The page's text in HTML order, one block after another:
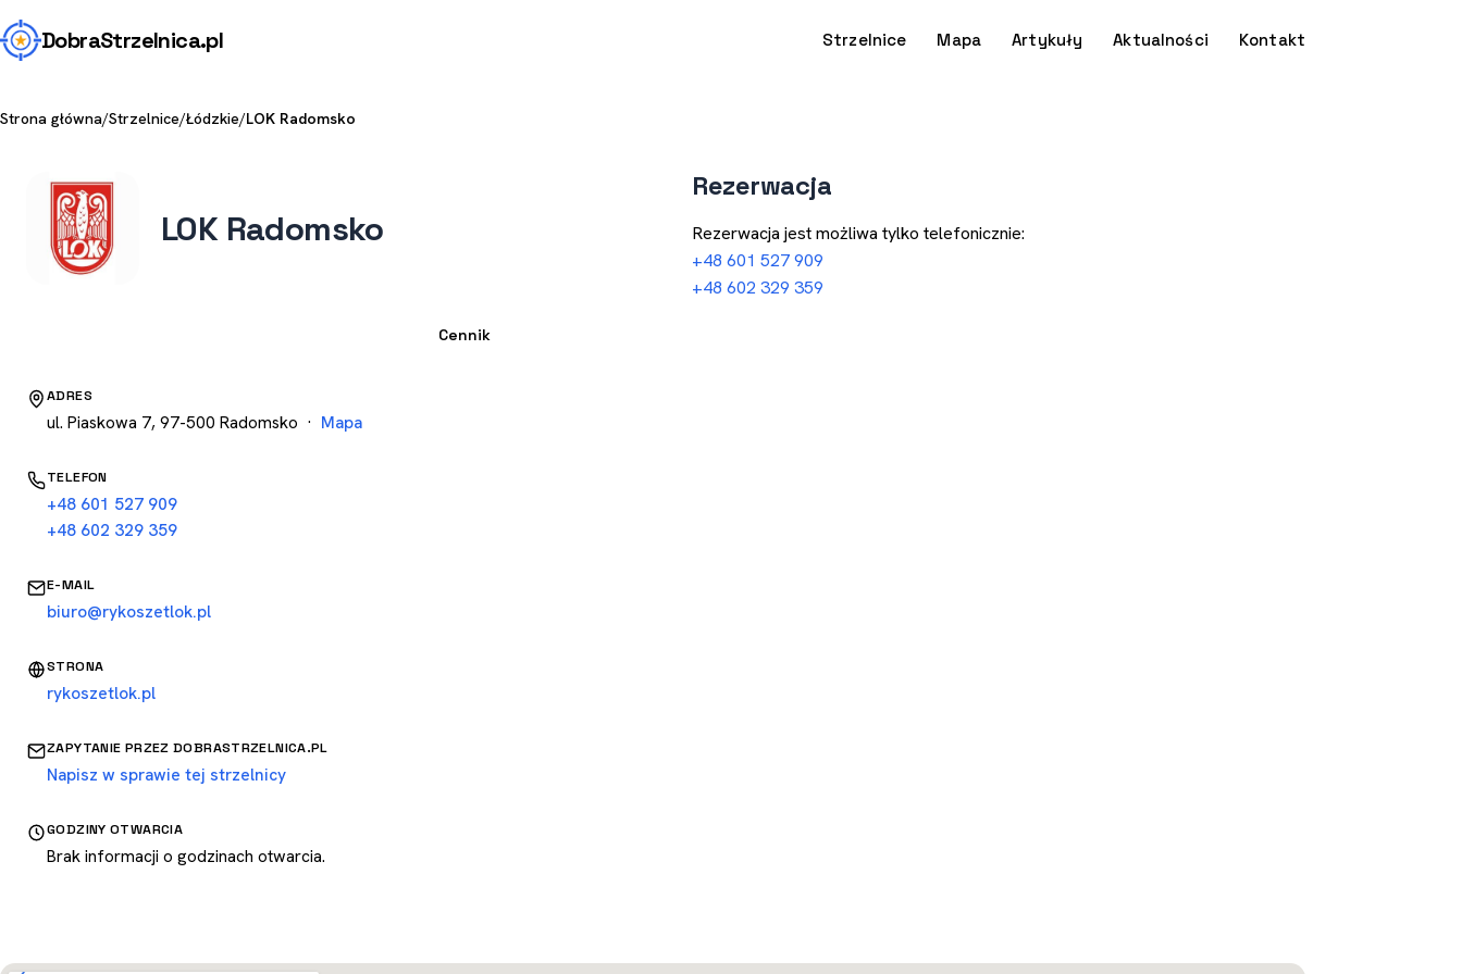
DobraStrzelnica.pl Strzelnice Mapa Artykuły Aktualności Kontakt
Strona główna/Strzelnice/Łódzkie/LOK Radomsko
LOK Radomsko
Cennik
ADRES
ul. Piaskowa 7, 97-500 Radomsko · Mapa
TELEFON
+48 601 527 909
+48 602 329 359
E-MAIL
biuro@rykoszetlok.pl
STRONA
rykoszetlok.pl
ZAPYTANIE PRZEZ DOBRASTRZELNICA.PL
Napisz w sprawie tej strzelnicy
GODZINY OTWARCIA
Brak informacji o godzinach otwarcia.
Rezerwacja
Rezerwacja jest możliwa tylko telefonicznie:
+48 601 527 909
+48 602 329 359